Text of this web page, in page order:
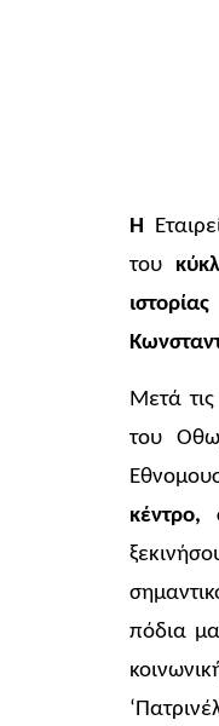
Η
του
Μετά
του
πόδια